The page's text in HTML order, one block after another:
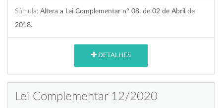
Súmula: Altera a Lei Complementar nº 08, de 02 de Abril de
2018.
DETALHES
Lei Complementar 12/2020